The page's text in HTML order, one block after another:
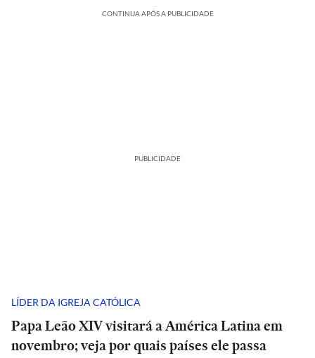
CONTINUA APÓS A PUBLICIDADE
PUBLICIDADE
LÍDER DA IGREJA CATÓLICA
Papa Leão XIV visitará a América Latina em
novembro; veja por quais países ele passa